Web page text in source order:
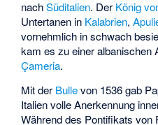
nachSüditalien. Der König
Untertanen in Kalabrien,
vornehmlich in schwach
kam es zu einer albanischen
Çameria.
Mit der Bullevon 1536 gab
Italien volle Anerkennung
Während des Pontifikats